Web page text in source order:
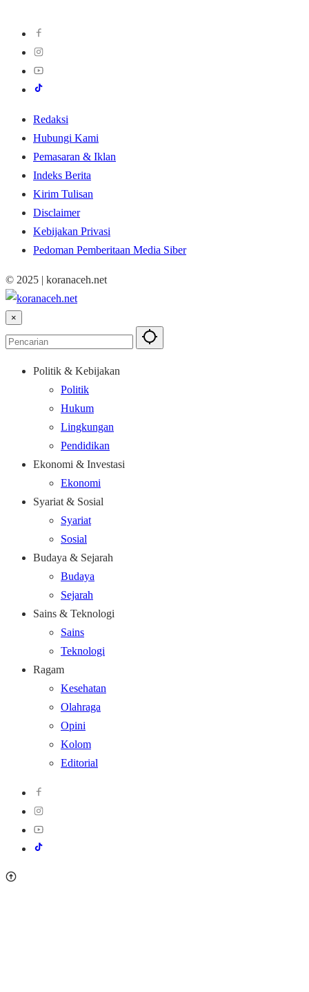
Redaksi
Hubungi Kami
Pemasaran & Iklan
Indeks Berita
Kirim Tulisan
Disclaimer
Kebijakan Privasi
Pedoman Pemberitaan Media Siber
© 2025 | koranaceh.net
×
Politik & Kebijakan
Politik
Hukum
Lingkungan
Pendidikan
Ekonomi & Investasi
Ekonomi
Syariat & Sosial
Syariat
Sosial
Budaya & Sejarah
Budaya
Sejarah
Sains & Teknologi
Sains
Teknologi
Ragam
Kesehatan
Olahraga
Opini
Kolom
Editorial